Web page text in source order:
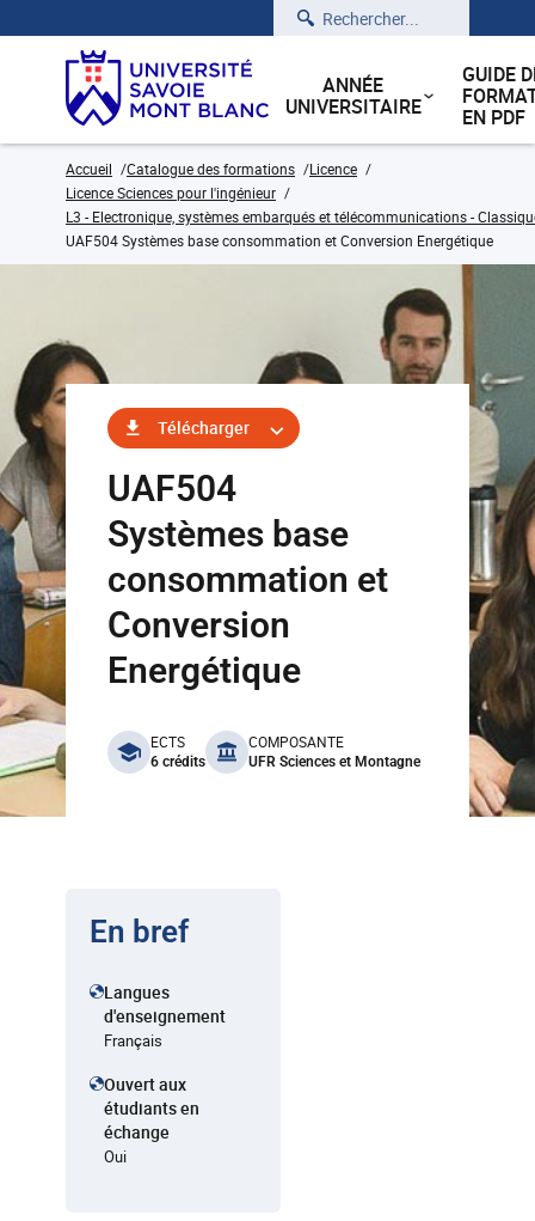
Rechercher
ANNÉE
UNIVERSITAIRE
GUIDE
EN PDF
Accueil Catalogue des formations
Licence
Licence Sciences pour l'ingénieur
L3 - Electronique, systèmes embarqués et télécommunications -
UAF504 Systèmes base consommation et Conversion Energétique
Télécharger
UAF504
Systèmes base
consommation et
Conversion
Energétique
benefits
ECTS
6 crédits
COMPOSANTE
UFR Sciences et Montagne
En bref
Langues
d'enseignement
Français
Ouvert aux
étudiants en
échange
Oui